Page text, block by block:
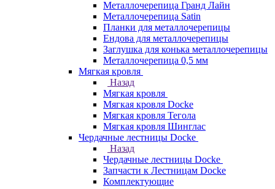
Металлочерепица Гранд Лайн
Металлочерепица Satin
Планки для металлочерепицы
Ендова для металлочерепицы
Заглушка для конька металлочерепицы
Металлочерепица 0,5 мм
Мягкая кровля
Назад
Мягкая кровля
Мягкая кровля Docke
Мягкая кровля Тегола
Мягкая кровля Шинглас
Чердачные лестницы Docke
Назад
Чердачные лестницы Docke
Запчасти к Лестницам Docke
Комплектующие